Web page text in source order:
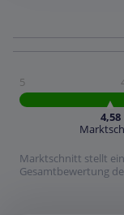
5
4,58
Marktschnitt stellt
Gesamtbewertung